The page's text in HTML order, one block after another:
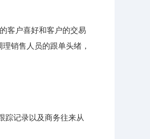
客户喜好和客户的交易
销售人员的跟单头绪，
踪记录以及商务往来从